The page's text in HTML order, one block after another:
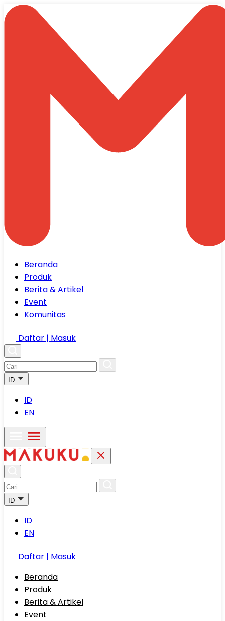
Beranda
Produk
Berita & Artikel
Event
Komunitas
Daftar | Masuk
ID
ID
EN
ID
ID
EN
Daftar | Masuk
Beranda
Produk
Berita & Artikel
Event